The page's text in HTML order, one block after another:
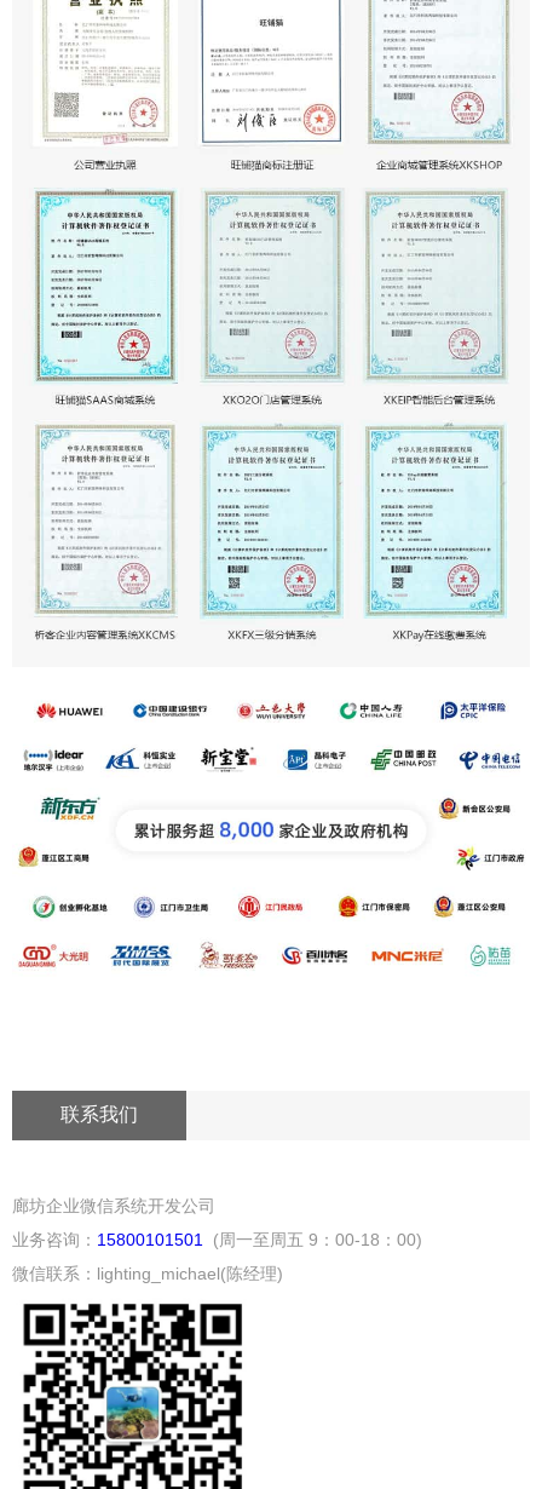
联系我们
廊坊企业微信系统开发公司
业务咨询： 15800101501 (周一至周五 9：00-18：00)
微信联系：lighting_michael(陈经理)